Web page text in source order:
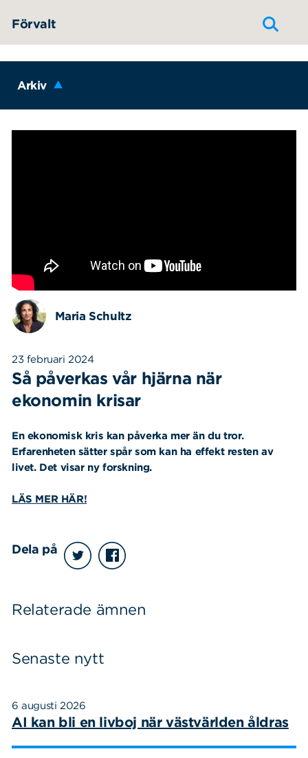
Förvalt
Arkiv
Maria Schultz
23 februari 2024
Så påverkas vår hjärna när
ekonomin krisar
En ekonomisk kris kan påverka mer än du tror.
Erfarenheten sätter spår som kan ha effekt resten av
livet. Det visar ny forskning.
LÄS MER HÄR!
Dela på
Relaterade ämnen
Senaste nytt
6 augusti 2026
AI kan bli en livboj när västvärlden åldras